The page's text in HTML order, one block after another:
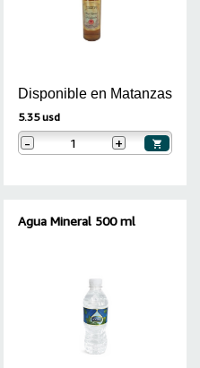
Disponible en Matanzas
5.35 usd
- +
Agua Mineral 500 ml